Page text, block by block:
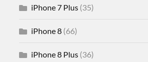
iPhone 7 Plus (35)
iPhone 8 (66)
iPhone 8 Plus (36)